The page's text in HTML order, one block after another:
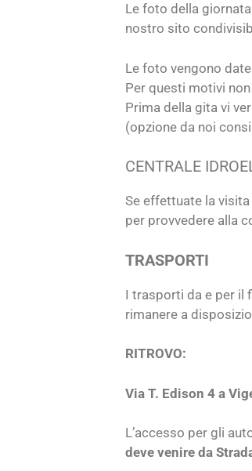
Le foto della
nostro sito
Le foto vengono
Per questi motivi
Prima della gita vi
(opzione da noi
CENTRALE
Se effettuate la
per provvedere alla
TRASPORTI
I trasporti da e per il
rimanere a
RITROVO:
Via T. Edison 4 a
L’accesso per gli
deve venire da